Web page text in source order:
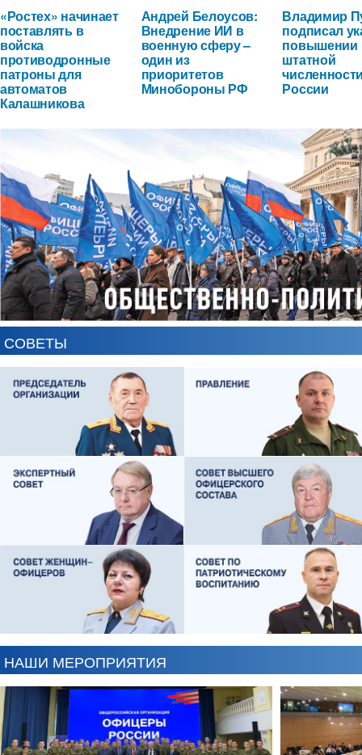
«Ростех» начинает
поставлять в
войска
противодронные
патроны для
автоматов
Калашникова
Андрей Белоусов:
Внедрение ИИ в
военную сферу –
один из
приоритетов
Минобороны РФ
Владимир
подписал
повышении
штатной
России
СОВЕТЫ
НАШИ МЕРОПРИЯТИЯ